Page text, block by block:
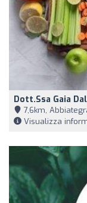
Dott.ssa Gaia
7,6km,
Visualizza